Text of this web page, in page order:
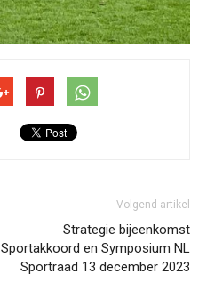
Volgend artikel
Strategie bijeenkomst
Sportakkoord en Symposium NL
Sportraad 13 december 2023